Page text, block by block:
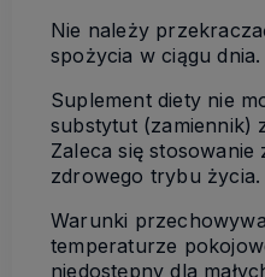
Nie należy
spożycia w ciągu dnia.
Suplement diety nie
substytut (zamiennik)
Zaleca się
zdrowego trybu życia.
Warunki
temperaturze
niedostępny dla